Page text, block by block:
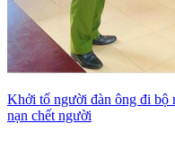
Khởi tố người đàn ông đi bộ
nạn chết người